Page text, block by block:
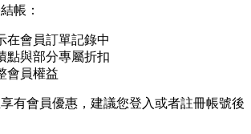
帳：
在會員訂單記錄中
點與部分專屬折扣
會員權益
有會員優惠，建議您登入或者註冊帳號後